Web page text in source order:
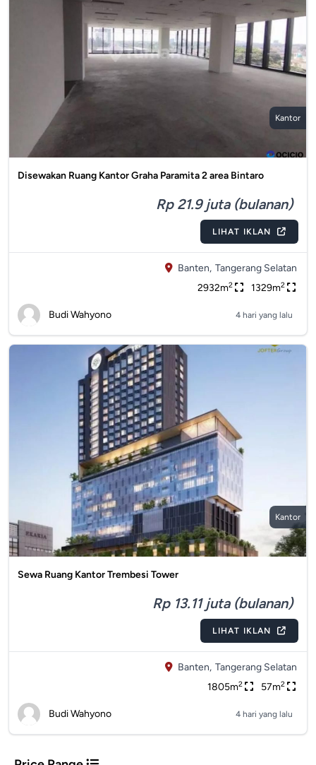
Kantor
Disewakan Ruang Kantor Graha Paramita 2 area Bintaro
Rp 21.9 juta (bulanan)
LIHAT IKLAN
Banten, Tangerang Selatan
2932m2 1329m2
Budi Wahyono 4 hari yang lalu
Kantor
Sewa Ruang Kantor Trembesi Tower
Rp 13.11 juta (bulanan)
LIHAT IKLAN
Banten, Tangerang Selatan
1805m2 57m2
Budi Wahyono 4 hari yang lalu